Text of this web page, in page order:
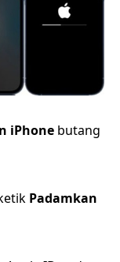
iPhone butang
Padamkan